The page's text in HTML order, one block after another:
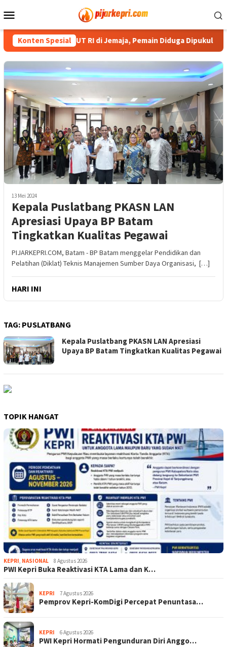
ke
Mobile
Konten Spesial
Warnai Laga HUT RI di Jemaja, Pemain Diduga Dipukul
13 Mei 2024
Kepala Puslatbang PKASN LAN
Apresiasi Upaya BP Batam
Tingkatkan Kualitas Pegawai
PIJARKEPRI.COM, Batam - BP Batam menggelar Pendidikan dan
Pelatihan (Diklat) Teknis Manajemen Sumber Daya Organisasi, […]
HARI INI
TAG: PUSLATBANG
Kepala Puslatbang PKASN LAN Apresiasi
Upaya BP Batam Tingkatkan Kualitas Pegawai
TOPIK HANGAT
KEPRI NASIONAL 8 Agustus 2026
PWI Kepri Buka Reaktivasi KTA Lama dan K…
KEPRI 7 Agustus 2026
Pemprov Kepri-KomDigi Percepat Penuntasa…
KEPRI 6 Agustus 2026
PWI Kepri Hormati Pengunduran Diri Anggo…